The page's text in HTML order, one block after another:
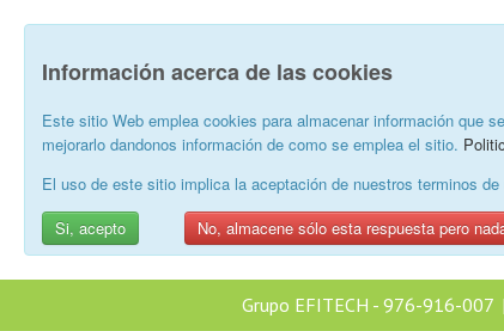
Información acerca de las cookies
Este sitio Web emplea cookies para almacenar información que
mejorarlo dandonos información de como se emplea el sitio.
El uso de este sitio implica la aceptación de nuestros terminos
Si, acepto
No, almacene sólo esta respuesta pero
Grupo EFITECH - 976-916-007 |